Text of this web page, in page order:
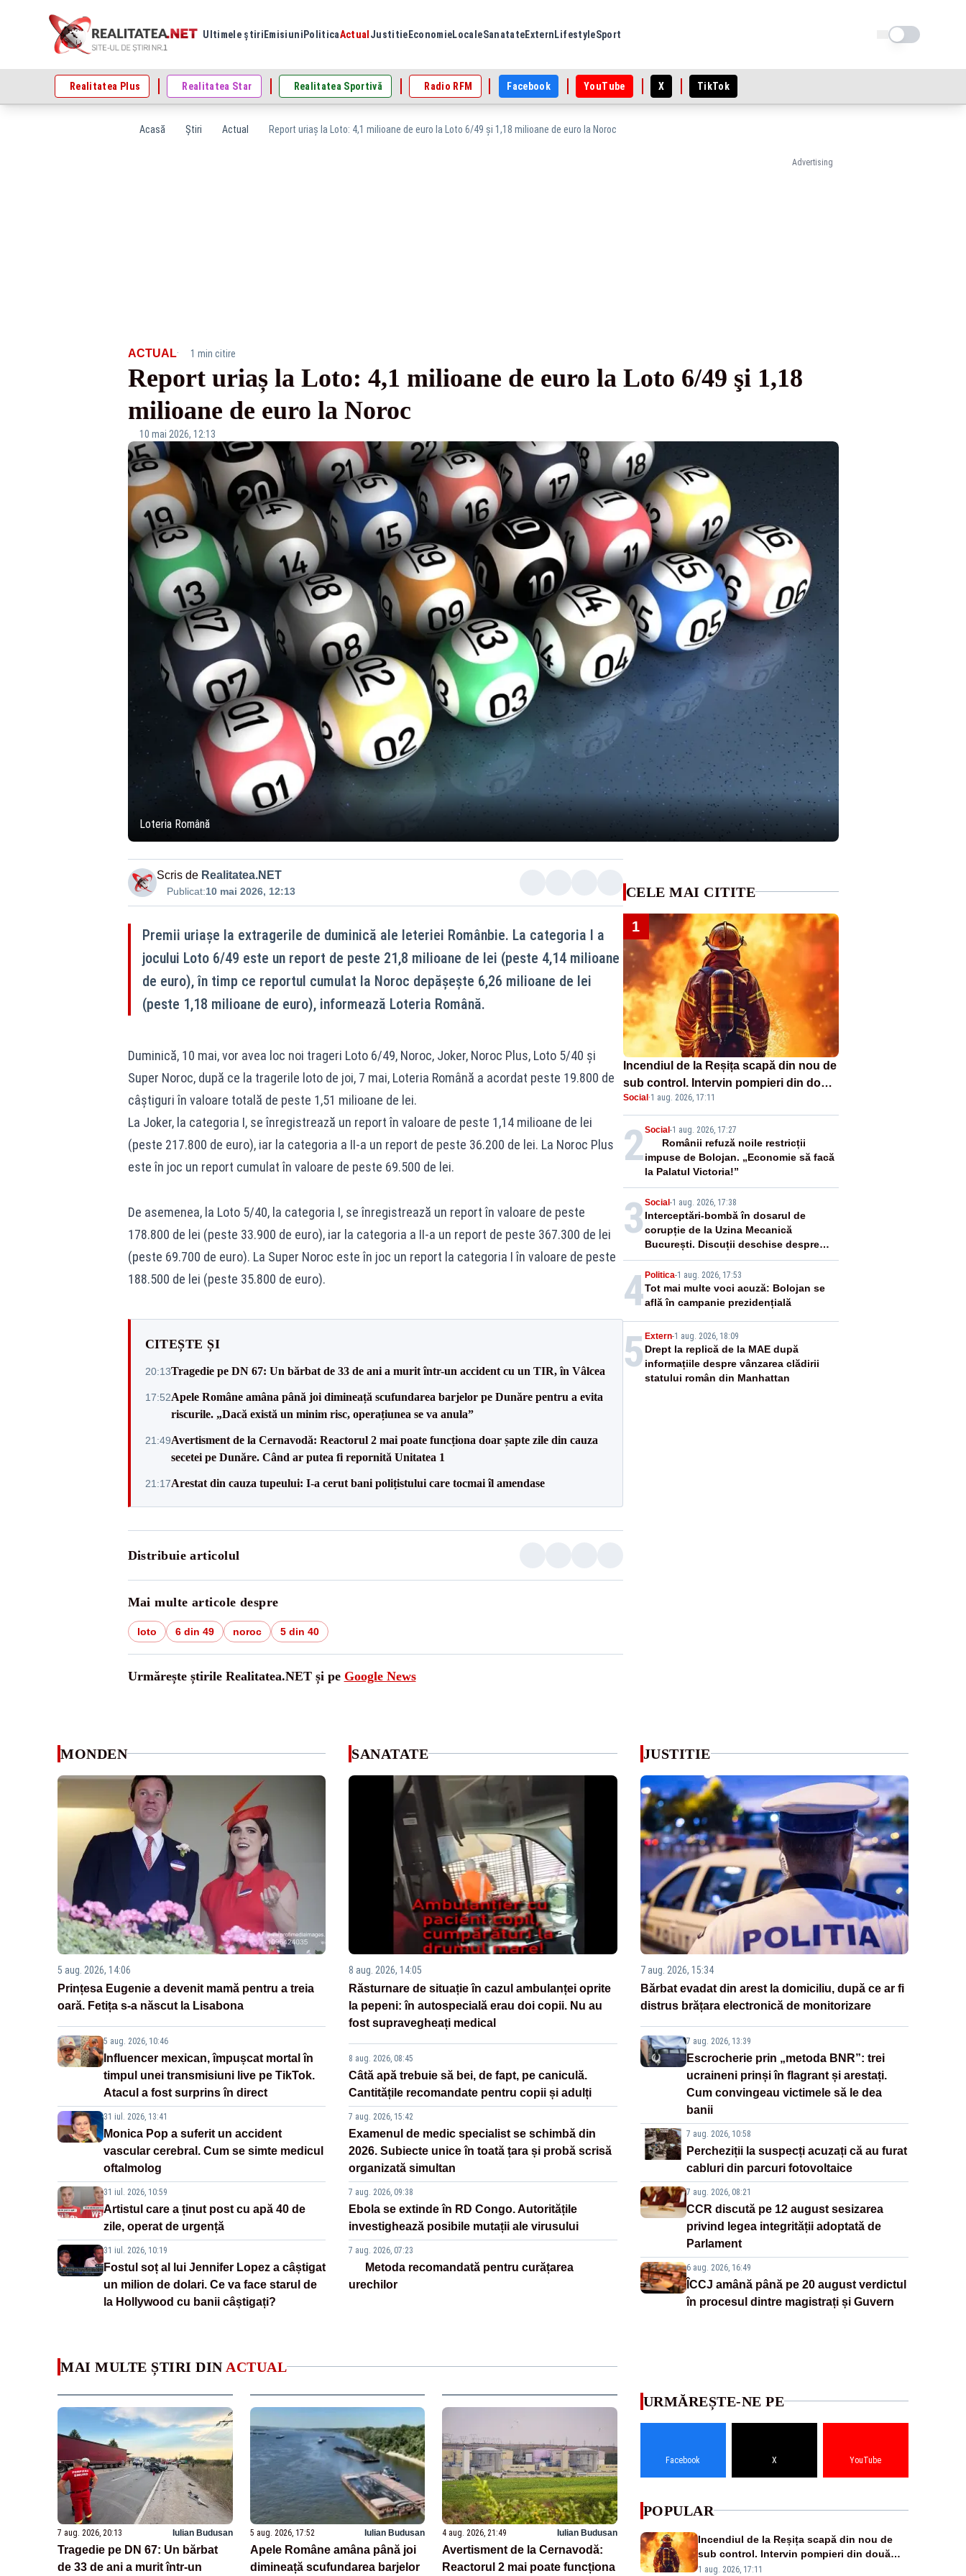
Ultimele știri Emisiuni PoliticaActual Justitie EconomieLocaleSanatateExtern LifestyleSport Schimba tema
Realitatea Plus Realitatea Star Realitatea Sportivă Radio RFM Facebook YouTube X TikTok
Acasă Știri Actual Report uriaș la Loto: 4,1 milioane de euro la Loto 6/49 şi 1,18 milioane de euro la Noroc
Advertising
ACTUAL· 1 min citire
Report uriaș la Loto: 4,1 milioane de euro la Loto 6/49 şi 1,18
milioane de euro la Noroc
10 mai 2026, 12:13
Loteria Română
Scris de Realitatea.NET
Publicat:10 mai 2026, 12:13
Premii uriașe la extragerile de duminică ale leteriei Românbie. La categoria I a
jocului Loto 6/49 este un report de peste 21,8 milioane de lei (peste 4,14 milioane
de euro), în timp ce reportul cumulat la Noroc depăşeşte 6,26 milioane de lei
(peste 1,18 milioane de euro), informează Loteria Română.
Duminică, 10 mai, vor avea loc noi trageri Loto 6/49, Noroc, Joker, Noroc Plus, Loto 5/40 şi
Super Noroc, după ce la tragerile loto de joi, 7 mai, Loteria Română a acordat peste 19.800 de
câştiguri în valoare totală de peste 1,51 milioane de lei.
La Joker, la categoria I, se înregistrează un report în valoare de peste 1,14 milioane de lei
(peste 217.800 de euro), iar la categoria a II-a un report de peste 36.200 de lei. La Noroc Plus
este în joc un report cumulat în valoare de peste 69.500 de lei.
De asemenea, la Loto 5/40, la categoria I, se înregistrează un report în valoare de peste
178.800 de lei (peste 33.900 de euro), iar la categoria a II-a un report de peste 367.300 de lei
(peste 69.700 de euro). La Super Noroc este în joc un report la categoria I în valoare de peste
188.500 de lei (peste 35.800 de euro).
CITEȘTE ȘI
20:13Tragedie pe DN 67: Un bărbat de 33 de ani a murit într-un accident cu un TIR, în Vâlcea
17:52Apele Române amâna până joi dimineață scufundarea barjelor pe Dunăre pentru a evita
riscurile. „Dacă există un minim risc, operațiunea se va anula”
21:49Avertisment de la Cernavodă: Reactorul 2 mai poate funcționa doar șapte zile din cauza
secetei pe Dunăre. Când ar putea fi repornită Unitatea 1
21:17Arestat din cauza tupeului: I-a cerut bani polițistului care tocmai îl amendase
Distribuie articolul
Mai multe articole despre
loto 6 din 49 noroc 5 din 40
Urmărește știrile Realitatea.NET și pe Google News
CELE MAI CITITE
1
Incendiul de la Reșița scapă din nou de
sub control. Intervin pompieri din două
județe și un elicopter
Social·1 aug. 2026, 17:11
2Social-1 aug. 2026, 17:27
Românii refuză noile restricții
impuse de Bolojan. „Economie să facă
la Palatul Victoria!”
3 Social-1 aug. 2026, 17:38
Interceptări-bombă în dosarul de
corupție de la Uzina Mecanică
București. Discuții deschise despre
șpăgi, întâlniri și influență
4Politica-1 aug. 2026, 17:53
Tot mai multe voci acuză: Bolojan se
află în campanie prezidențială
5 Extern-1 aug. 2026, 18:09
Drept la replică de la MAE după
informațiile despre vânzarea clădirii
statului român din Manhattan
MONDEN
5 aug. 2026, 14:06
Prințesa Eugenie a devenit mamă pentru a treia
oară. Fetița s-a născut la Lisabona
5 aug. 2026, 10:46
Influencer mexican, împușcat mortal în
timpul unei transmisiuni live pe TikTok.
Atacul a fost surprins în direct
31 iul. 2026, 13:41
Monica Pop a suferit un accident
vascular cerebral. Cum se simte medicul
oftalmolog
31 iul. 2026, 10:59
Artistul care a ținut post cu apă 40 de
zile, operat de urgență
31 iul. 2026, 10:19
Fostul soț al lui Jennifer Lopez a câștigat
un milion de dolari. Ce va face starul de
la Hollywood cu banii câștigați?
SANATATE
8 aug. 2026, 14:05
Răsturnare de situație în cazul ambulanței oprite
la pepeni: în autospecială erau doi copii. Nu au
fost supravegheați medical
8 aug. 2026, 08:45
Câtă apă trebuie să bei, de fapt, pe caniculă.
Cantitățile recomandate pentru copii și adulți
7 aug. 2026, 15:42
Examenul de medic specialist se schimbă din
2026. Subiecte unice în toată țara și probă scrisă
organizată simultan
7 aug. 2026, 09:38
Ebola se extinde în RD Congo. Autoritățile
investighează posibile mutații ale virusului
7 aug. 2026, 07:23
Metoda recomandată pentru curățarea
urechilor
JUSTITIE
7 aug. 2026, 15:34
Bărbat evadat din arest la domiciliu, după ce ar fi
distrus brățara electronică de monitorizare
7 aug. 2026, 13:39
Escrocherie prin „metoda BNR”: trei
ucraineni prinși în flagrant și arestați.
Cum convingeau victimele să le dea
banii
7 aug. 2026, 10:58
Percheziții la suspecți acuzați că au furat
cabluri din parcuri fotovoltaice
7 aug. 2026, 08:21
CCR discută pe 12 august sesizarea
privind legea integrității adoptată de
Parlament
6 aug. 2026, 16:49
ÎCCJ amână până pe 20 august verdictul
în procesul dintre magistrați și Guvern
MAI MULTE ȘTIRI DIN ACTUAL
7 aug. 2026, 20:13 Iulian Budusan
Tragedie pe DN 67: Un bărbat
de 33 de ani a murit într-un
5 aug. 2026, 17:52 Iulian Budusan
Apele Române amâna până joi
dimineață scufundarea barjelor
4 aug. 2026, 21:49 Iulian Budusan
Avertisment de la Cernavodă:
Reactorul 2 mai poate funcționa
URMĂREȘTE-NE PE
Facebook X YouTube
POPULAR
Incendiul de la Reșița scapă din nou de
sub control. Intervin pompieri din două
județe și un elicopter
1 aug. 2026, 17:11